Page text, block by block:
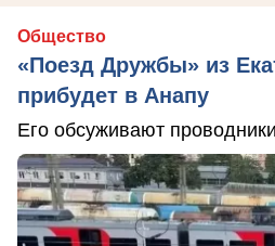
Общество
«Поезд Дружбы» из
прибудет в Анапу
Его обсуживают